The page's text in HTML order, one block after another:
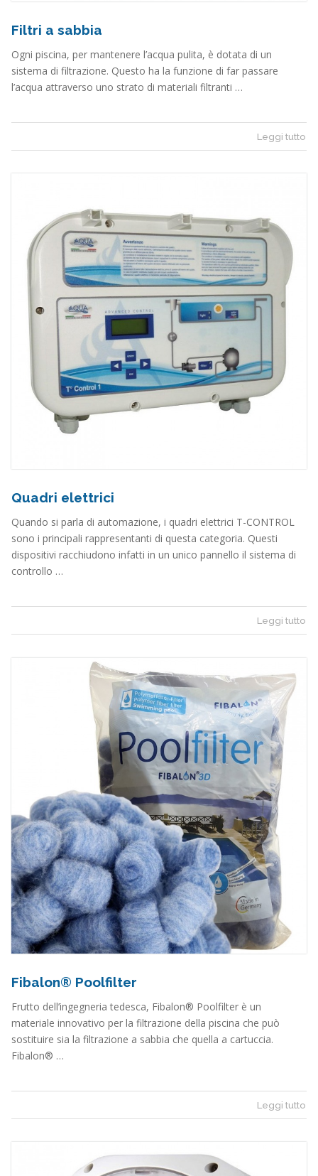
Filtri a sabbia
Ogni piscina, per mantenere l’acqua pulita, è dotata di un
sistema di filtrazione. Questo ha la funzione di far passare
l’acqua attraverso uno strato di materiali filtranti …
Leggi tutto
Quadri elettrici
Quando si parla di automazione, i quadri elettrici T-CONTROL
sono i principali rappresentanti di questa categoria. Questi
dispositivi racchiudono infatti in un unico pannello il sistema di
controllo …
Leggi tutto
Fibalon® Poolfilter
Frutto dell’ingegneria tedesca, Fibalon® Poolfilter è un
materiale innovativo per la filtrazione della piscina che può
sostituire sia la filtrazione a sabbia che quella a cartuccia.
Fibalon® …
Leggi tutto